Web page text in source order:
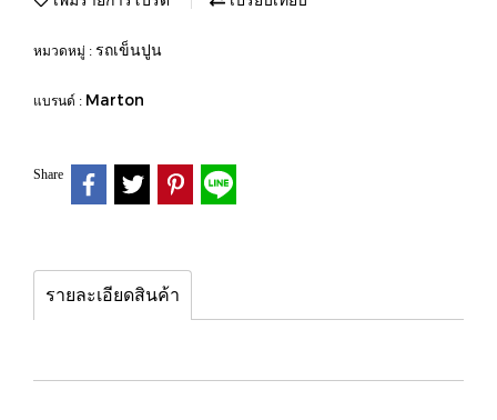
หมวดหมู่ : รถเข็นปูน
แบรนด์ : Marton
Share
รายละเอียดสินค้า